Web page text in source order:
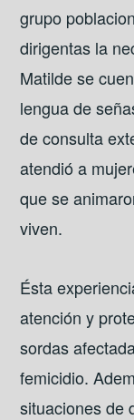
grupo
dirigentas la
Matilde se
lengua de
de consulta
atendió a
que se
viven.
Ésta
atención y
sordas
femicidio.
situaciones de